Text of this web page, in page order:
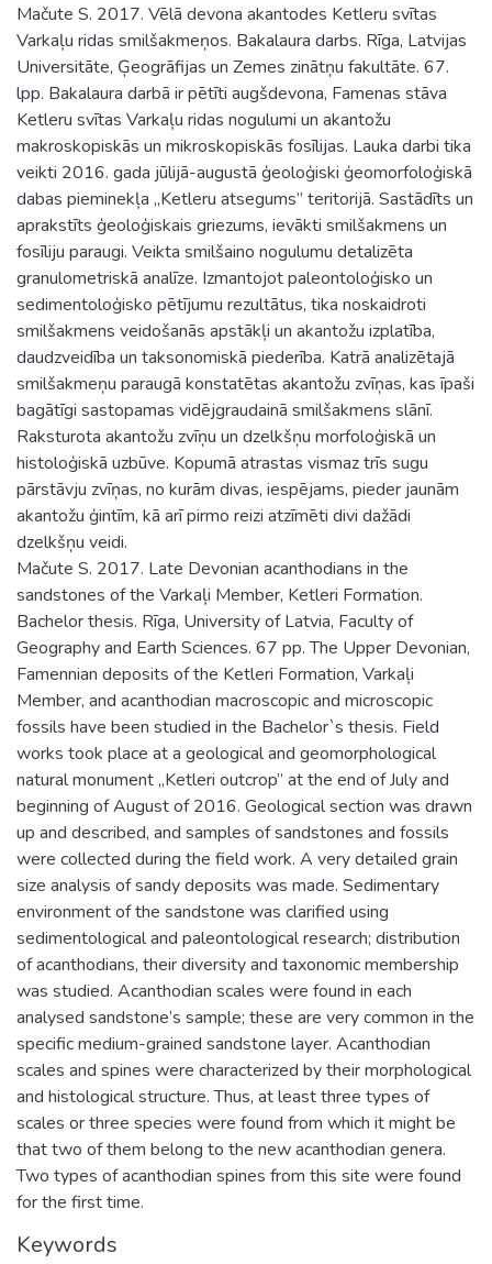
Mačute S. 2017. Vēlā devona akantodes Ketleru svītas
Varkaļu ridas smilšakmeņos. Bakalaura darbs. Rīga, Latvijas
Universitāte, Ģeogrāfijas un Zemes zinātņu fakultāte. 67.
lpp. Bakalaura darbā ir pētīti augšdevona, Famenas stāva
Ketleru svītas Varkaļu ridas nogulumi un akantožu
makroskopiskās un mikroskopiskās fosīlijas. Lauka darbi tika
veikti 2016. gada jūlijā-augustā ģeoloģiski ģeomorfoloģiskā
dabas pieminekļa „Ketleru atsegums” teritorijā. Sastādīts un
aprakstīts ģeoloģiskais griezums, ievākti smilšakmens un
fosīliju paraugi. Veikta smilšaino nogulumu detalizēta
granulometriskā analīze. Izmantojot paleontoloģisko un
sedimentoloģisko pētījumu rezultātus, tika noskaidroti
smilšakmens veidošanās apstākļi un akantožu izplatība,
daudzveidība un taksonomiskā piederība. Katrā analizētajā
smilšakmeņu paraugā konstatētas akantožu zvīņas, kas īpaši
bagātīgi sastopamas vidējgraudainā smilšakmens slānī.
Raksturota akantožu zvīņu un dzelkšņu morfoloģiskā un
histoloģiskā uzbūve. Kopumā atrastas vismaz trīs sugu
pārstāvju zvīņas, no kurām divas, iespējams, pieder jaunām
akantožu ģintīm, kā arī pirmo reizi atzīmēti divi dažādi
dzelkšņu veidi.
Mačute S. 2017. Late Devonian acanthodians in the
sandstones of the Varkaļi Member, Ketleri Formation.
Bachelor thesis. Rīga, University of Latvia, Faculty of
Geography and Earth Sciences. 67 pp. The Upper Devonian,
Famennian deposits of the Ketleri Formation, Varkaļi
Member, and acanthodian macroscopic and microscopic
fossils have been studied in the Bachelor`s thesis. Field
works took place at a geological and geomorphological
natural monument „Ketleri outcrop” at the end of July and
beginning of August of 2016. Geological section was drawn
up and described, and samples of sandstones and fossils
were collected during the field work. A very detailed grain
size analysis of sandy deposits was made. Sedimentary
environment of the sandstone was clarified using
sedimentological and paleontological research; distribution
of acanthodians, their diversity and taxonomic membership
was studied. Acanthodian scales were found in each
analysed sandstone’s sample; these are very common in the
specific medium-grained sandstone layer. Acanthodian
scales and spines were characterized by their morphological
and histological structure. Thus, at least three types of
scales or three species were found from which it might be
that two of them belong to the new acanthodian genera.
Two types of acanthodian spines from this site were found
for the first time.
Keywords